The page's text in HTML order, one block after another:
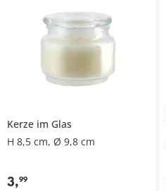
Kerze im Glas
H 8,5 cm, Ø 9,8 cm
3,99